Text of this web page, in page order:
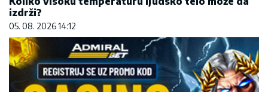
izdrži?
05. 08. 2026 14:12